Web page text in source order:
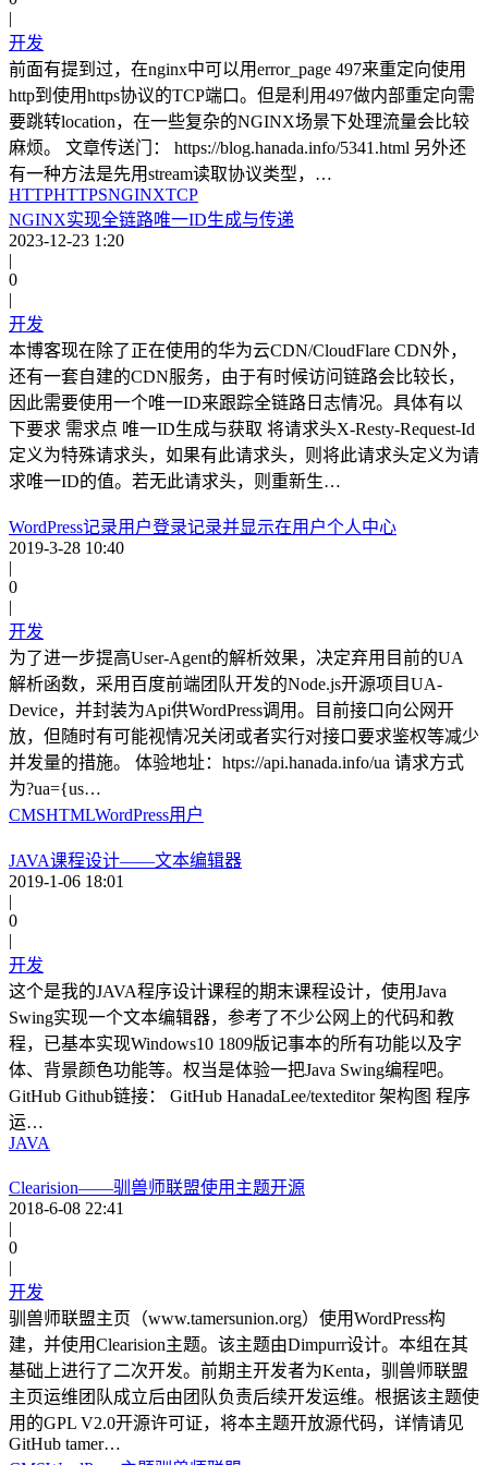
|
开发
前面有提到过，在nginx中可以用error_page 497来重定向使用
http到使用https协议的TCP端口。但是利用497做内部重定向需
要跳转location，在一些复杂的NGINX场景下处理流量会比较
麻烦。 文章传送门： https://blog.hanada.info/5341.html 另外还
有一种方法是先用stream读取协议类型，…
HTTPHTTPSNGINXTCP
NGINX实现全链路唯一ID生成与传递
2023-12-23 1:20
|
0
|
开发
本博客现在除了正在使用的华为云CDN/CloudFlare CDN外，
还有一套自建的CDN服务，由于有时候访问链路会比较长，
因此需要使用一个唯一ID来跟踪全链路日志情况。具体有以
下要求 需求点 唯一ID生成与获取 将请求头X-Resty-Request-Id
定义为特殊请求头，如果有此请求头，则将此请求头定义为请
求唯一ID的值。若无此请求头，则重新生…
WordPress记录用户登录记录并显示在用户个人中心
2019-3-28 10:40
|
0
|
开发
为了进一步提高User-Agent的解析效果，决定弃用目前的UA
解析函数，采用百度前端团队开发的Node.js开源项目UA-
Device，并封装为Api供WordPress调用。目前接口向公网开
放，但随时有可能视情况关闭或者实行对接口要求鉴权等减少
并发量的措施。 体验地址：htps://api.hanada.info/ua 请求方式
为?ua={us…
CMSHTMLWordPress用户
JAVA课程设计——文本编辑器
2019-1-06 18:01
|
0
|
开发
这个是我的JAVA程序设计课程的期末课程设计，使用Java
Swing实现一个文本编辑器，参考了不少公网上的代码和教
程，已基本实现Windows10 1809版记事本的所有功能以及字
体、背景颜色功能等。权当是体验一把Java Swing编程吧。
GitHub Github链接： GitHub HanadaLee/texteditor 架构图 程序
运…
JAVA
Clearision——驯兽师联盟使用主题开源
2018-6-08 22:41
|
0
|
开发
驯兽师联盟主页（www.tamersunion.org）使用WordPress构
建，并使用Clearision主题。该主题由Dimpurr设计。本组在其
基础上进行了二次开发。前期主开发者为Kenta，驯兽师联盟
主页运维团队成立后由团队负责后续开发运维。根据该主题使
用的GPL V2.0开源许可证，将本主题开放源代码，详情请见
GitHub tamer…